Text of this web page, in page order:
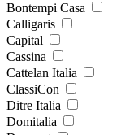
Bontempi Casa
Calligaris
Capital
Cassina
Cattelan Italia
ClassiСon
Ditre Italia
Domitalia